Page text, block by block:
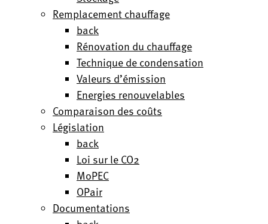
Remplacement chauffage
back
Rénovation du chauffage
Technique de condensation
Valeurs d’émission
Energies renouvelables
Comparaison des coûts
Législation
back
Loi sur le CO2
MoPEC
OPair
Documentations